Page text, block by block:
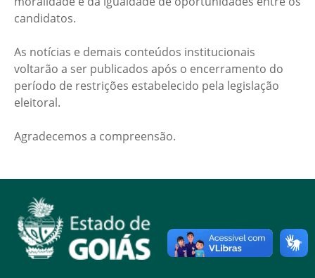
candidatos.
As notícias e demais conteúdos institucionais
voltarão a ser publicados após o encerramento do
período de restrições estabelecido pela legislação
eleitoral.
Agradecemos a compreensão.